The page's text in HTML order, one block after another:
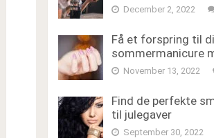
December 2, 2022
Få et forspring til
sommermanicure
November 13, 2022
Find de perfekte
til julegaver
September 30, 2022